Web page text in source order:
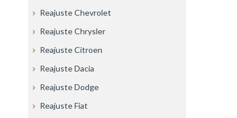
Reajuste Chevrolet
Reajuste Chrysler
Reajuste Citroen
Reajuste Dacia
Reajuste Dodge
Reajuste Fiat